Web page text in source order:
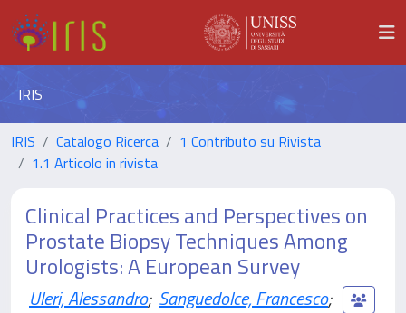
IRIS
IRIS Catalogo Ricerca
1 Contributo su Rivista
1.1 Articolo in rivista
Clinical Practices and Perspectives on
Prostate Biopsy Techniques Among
Urologists: A European Survey
Uleri, Alessandro; Sanguedolce, Francesco;